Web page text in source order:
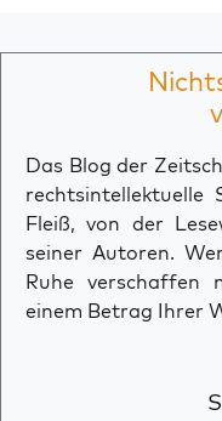
Das Blog der
Fleiß, von der
seiner Autoren.
Ruhe verschaffen
einem Betrag Ihrer